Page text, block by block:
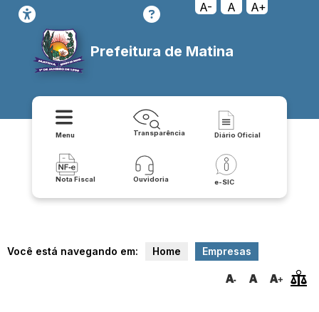
A- A A+
Prefeitura de Matina
Menu Transparência Diário Oficial
Nota Fiscal Ouvidoria e-SIC
Você está navegando em: Home Empresas